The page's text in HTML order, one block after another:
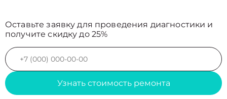
Оставьте заявку для проведения диагностики и
получите скидку до 25%
Узнать стоимость ремонта